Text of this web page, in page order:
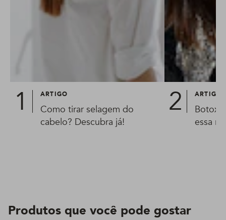
ARTIGO
Como tirar selagem do
cabelo? Descubra já!
ARTIGO
Botox
essa
Produtos que você pode gostar